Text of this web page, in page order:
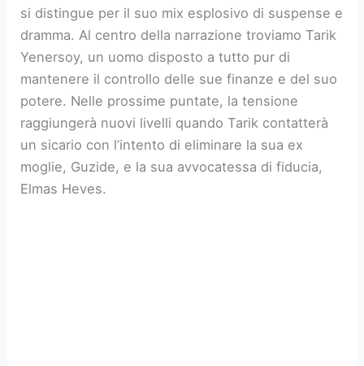
si distingue per il suo mix esplosivo di suspense e
dramma. Al centro della narrazione troviamo Tarik
Yenersoy, un uomo disposto a tutto pur di
mantenere il controllo delle sue finanze e del suo
potere. Nelle prossime puntate, la tensione
raggiungerà nuovi livelli quando Tarik contatterà
un sicario con l’intento di eliminare la sua ex
moglie, Guzide, e la sua avvocatessa di fiducia,
Elmas Heves.